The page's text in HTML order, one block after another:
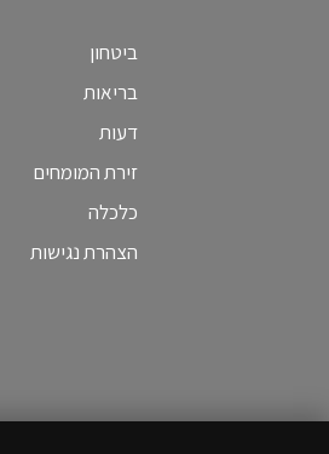
ביטחון
בריאות
דעות
זירת המומחים
כלכלה
הצהרת נגישות